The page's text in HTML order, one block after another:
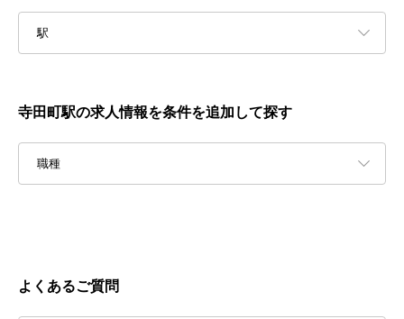
駅
寺田町駅の求人情報を条件を追加して探す
職種
よくあるご質問